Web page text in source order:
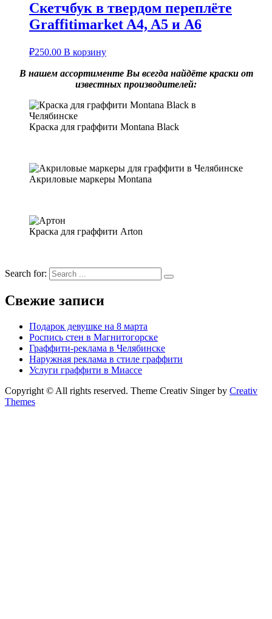
Скетчбук в твердом переплёте
Graffitimarket A4, A5 и A6
₽250.00 В корзину
В нашем ассортименте Вы всегда найдёте краски от
известных производителей:
Краска для граффити Montana Black
Акриловые маркеры Montana
Краска для граффити Arton
Search for:
Свежие записи
Подарок девушке на 8 марта
Роспись стен в Магнитогорске
Граффити-реклама в Челябинске
Наружная реклама в стиле граффити
Услуги граффити в Миассе
Copyright © All rights reserved. Theme Creativ Singer by Creativ
Themes